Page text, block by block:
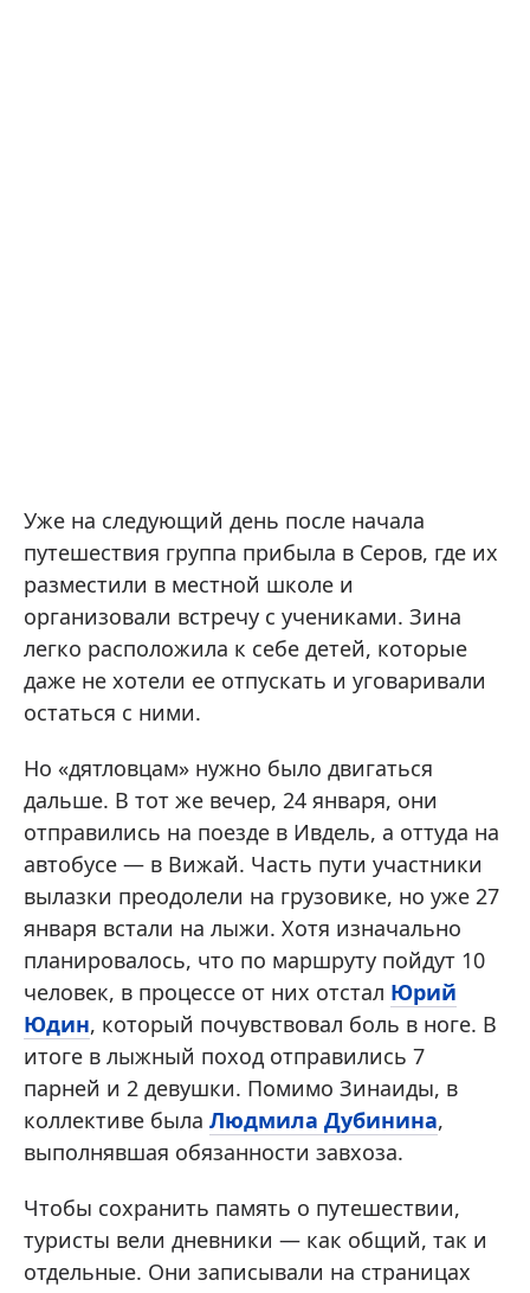
Уже на следующий день после начала
путешествия группа прибыла в Серов, где их
разместили в местной школе и
организовали встречу с учениками. Зина
легко расположила к себе детей, которые
даже не хотели ее отпускать и уговаривали
остаться с ними.
Но «дятловцам» нужно было двигаться
дальше. В тот же вечер, 24 января, они
отправились на поезде в Ивдель, а оттуда на
автобусе — в Вижай. Часть пути участники
вылазки преодолели на грузовике, но уже 27
января встали на лыжи. Хотя изначально
планировалось, что по маршруту пойдут 10
человек, в процессе от них отстал Юрий
Юдин, который почувствовал боль в ноге. В
итоге в лыжный поход отправились 7
парней и 2 девушки. Помимо Зинаиды, в
коллективе была Людмила Дубинина,
выполнявшая обязанности завхоза.
Чтобы сохранить память о путешествии,
туристы вели дневники — как общий, так и
отдельные. Они записывали на страницах